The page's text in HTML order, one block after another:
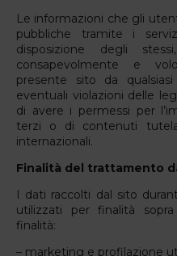
Le informazioni che gli
pubbliche tramite i
disposizione degli
consapevolmente e
presente sito da
eventuali violazioni delle
di avere i permessi per
terzi o di contenuti
internazionali.
Finalità del trattamento
I dati raccolti dal sito
utilizzati per finalità
finalità:
– marketing e profilazione